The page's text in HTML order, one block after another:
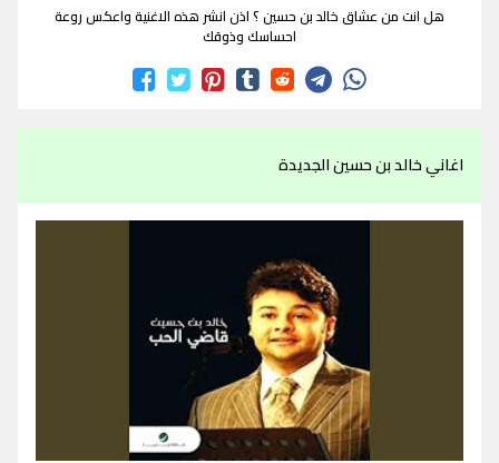
هل انت من عشاق خالد بن حسين ؟ اذن انشر هذه الاغنية واعكس روعة
احساسك وذوقك
اغاني خالد بن حسين الجديدة